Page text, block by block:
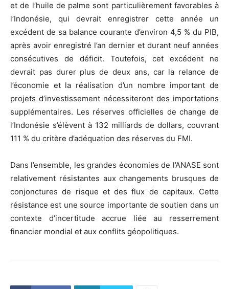
et de l’huile de palme sont particulièrement favorables à
l’Indonésie, qui devrait enregistrer cette année un
excédent de sa balance courante d’environ 4,5 % du PIB,
après avoir enregistré l’an dernier et durant neuf années
consécutives de déficit. Toutefois, cet excédent ne
devrait pas durer plus de deux ans, car la relance de
l’économie et la réalisation d’un nombre important de
projets d’investissement nécessiteront des importations
supplémentaires. Les réserves officielles de change de
l’Indonésie s’élèvent à 132 milliards de dollars, couvrant
111 % du critère d’adéquation des réserves du FMI.
Dans l’ensemble, les grandes économies de l’ANASE sont
relativement résistantes aux changements brusques de
conjonctures de risque et des flux de capitaux. Cette
résistance est une source importante de soutien dans un
contexte d’incertitude accrue liée au resserrement
financier mondial et aux conflits géopolitiques.